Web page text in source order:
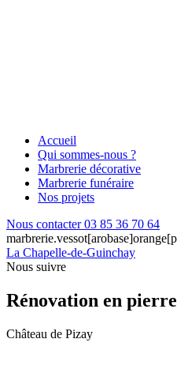
Accueil
Qui sommes-nous ?
Marbrerie décorative
Marbrerie funéraire
Nos projets
Nous contacter03 85 36 70 64
La Chapelle-de-Guinchay
Nous suivre
Rénovation en
Château de Pizay